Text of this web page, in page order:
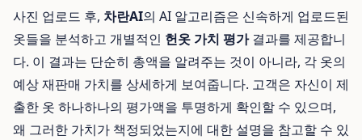
사진 업로드 후, 차란AI의 AI 알고리즘은 신속하게 업로드된
옷들을 분석하고 개별적인 헌옷 가치 평가결과를 제공합니
다. 이 결과는 단순히 총액을 알려주는 것이 아니라, 각 옷의
예상 재판매 가치를 상세하게 보여줍니다. 고객은 자신이 제
출한 옷 하나하나의 평가액을 투명하게 확인할 수 있으며,
왜 그러한 가치가 책정되었는지에 대한 설명을 참고할 수 있